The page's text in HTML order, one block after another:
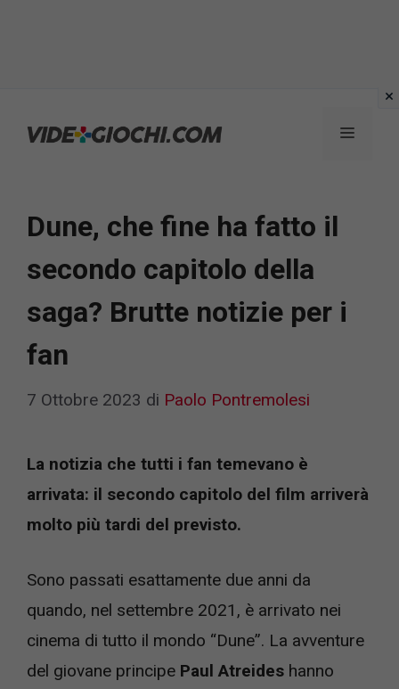
Menu
Dune, che fine ha fatto il
secondo capitolo della
saga? Brutte notizie per i
fan
7 Ottobre 2023 di Paolo Pontremolesi
La notizia che tutti i fan temevano è
arrivata: il secondo capitolo del film arriverà
molto più tardi del previsto.
Sono passati esattamente due anni da
quando, nel settembre 2021, è arrivato nei
cinema di tutto il mondo “Dune”. La avventure
del giovane principe Paul Atreides hanno